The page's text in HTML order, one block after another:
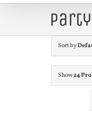
Sort by
Show24